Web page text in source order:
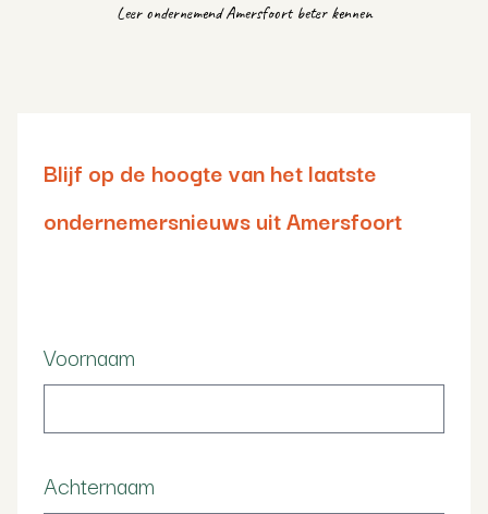
Leer ondernemend Amersfoort beter kennen
Blijf op de hoogte van het laatste
ondernemersnieuws uit Amersfoort
Voornaam
Achternaam